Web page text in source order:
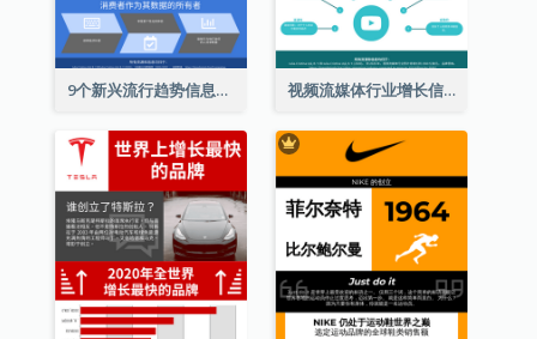
9个新兴流行趋势信息图表 视频流媒体行业增长信息图表